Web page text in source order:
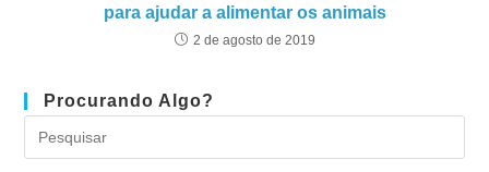
para ajudar a alimentar os animais
2 de agosto de 2019
Procurando Algo?